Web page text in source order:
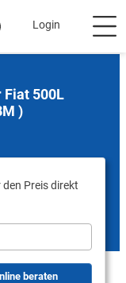
Login
Fiat 500L
)
Preis direkt
beraten